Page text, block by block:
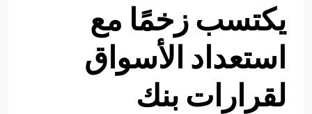
يكتسب زخمًا مع
استعداد الأسواق
لقرارات بنك